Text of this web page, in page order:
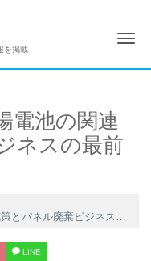
を掲載
電池の関連
ネスの最前
廃棄ビジネスの最前線』開催
LINE